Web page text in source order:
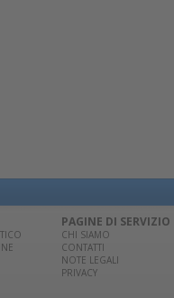
PAGINE DI SERVIZIO
CHI SIAMO
CONTATTI
NOTE LEGALI
PRIVACY